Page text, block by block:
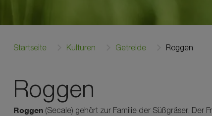
Startseite Kulturen Getreide Roggen
Roggen
Roggen (Secale) gehört zur Familie der Süßgräser. Der